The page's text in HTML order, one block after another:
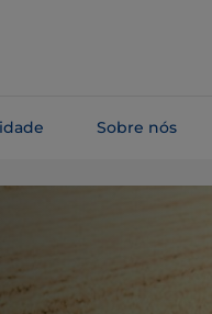
Sobre nós